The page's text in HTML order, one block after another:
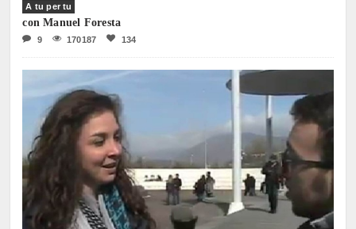
A tu per tu
con Manuel Foresta
9 170187 134